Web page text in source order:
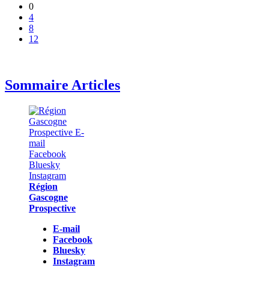
0
4
8
12
Sommaire Articles
Région
Gascogne
Prospective
E-mail
Facebook
Bluesky
Instagram